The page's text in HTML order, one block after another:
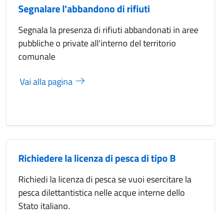
Segnalare l'abbandono di rifiuti
Segnala la presenza di rifiuti abbandonati in aree
pubbliche o private all'interno del territorio
comunale
Vai alla pagina
Richiedere la licenza di pesca di tipo B
Richiedi la licenza di pesca se vuoi esercitare la
pesca dilettantistica nelle acque interne dello
Stato italiano.